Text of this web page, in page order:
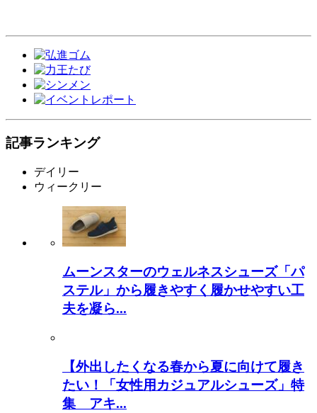
記事ランキング
デイリー
ウィークリー
ムーンスターのウェルネスシューズ「パ
ステル」から履きやすく履かせやすい工
夫を凝ら...
【外出したくなる春から夏に向けて履き
たい！「女性用カジュアルシューズ」特
集 アキ...